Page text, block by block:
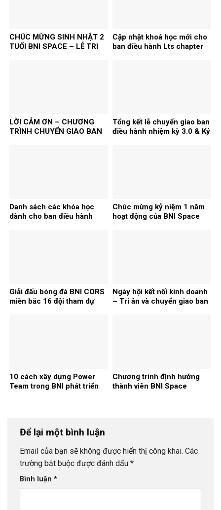
CHÚC MỪNG SINH NHẬT 2
TUỔI BNI SPACE – LỄ TRI
Cập nhật khoá học mới cho
ban điều hành Lts chapter
LỜI CẢM ƠN – CHƯƠNG
TRÌNH CHUYỂN GIAO BAN
Tổng kết lễ chuyển giao ban
điều hành nhiệm kỳ 3.0 & Kỷ
Danh sách các khóa học
dành cho ban điều hành
Chúc mừng kỷ niệm 1 năm
hoạt động của BNI Space
Giải đấu bóng đá BNI CORS
miền bắc 16 đội tham dự
Ngày hội kết nối kinh doanh
– Tri ân và chuyển giao ban
10 cách xây dựng Power
Team trong BNI phát triển
Chương trình định hướng
thành viên BNI Space
Để lại một bình luận
Email của bạn sẽ không được hiển thị công khai. Các
trường bắt buộc được đánh dấu *
Bình luận *